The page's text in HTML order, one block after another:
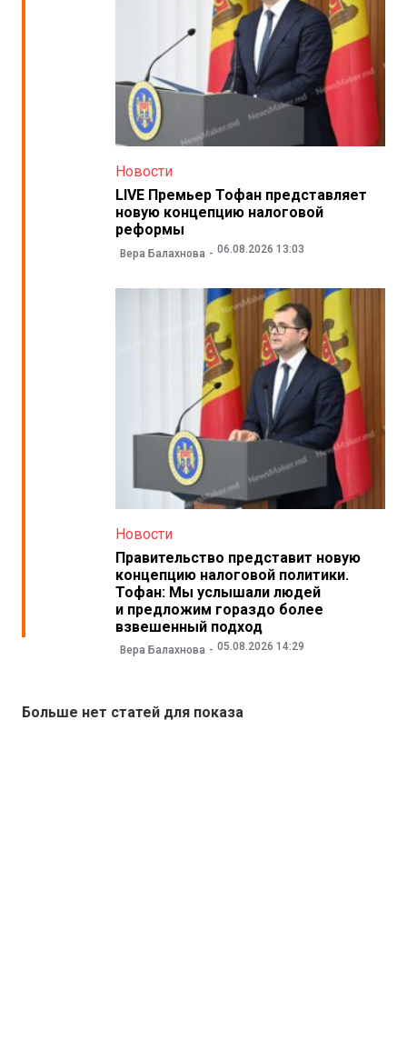
Новости
LIVE Премьер Тофан представляет
новую концепцию налоговой
реформы
Вера Балахнова 06.08.2026 13:03
Новости
Правительство представит новую
концепцию налоговой политики.
Тофан: Мы услышали людей
и предложим гораздо более
взвешенный подход
Вера Балахнова 05.08.2026 14:29
Больше нет статей для показа